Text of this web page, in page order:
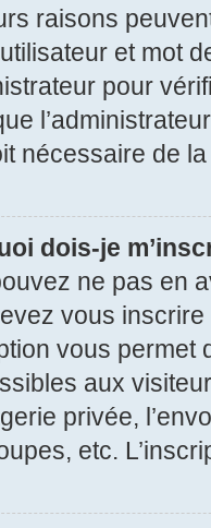
raisons
et mot
pour
nécessaire de
dois-je
ne pas en
vous
vous
aux
privée,
etc.